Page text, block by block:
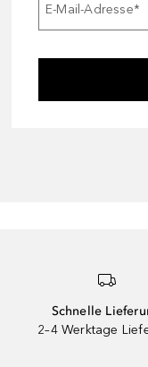
E-Mail-Adresse*
Schnelle
2–4 Werktage